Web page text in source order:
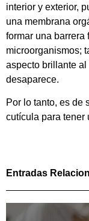
interior y exterior,
una membrana
formar una barrera
microorganismos;
aspecto brillante
desaparece.
Por lo tanto, es de
cutícula para tener
Entradas